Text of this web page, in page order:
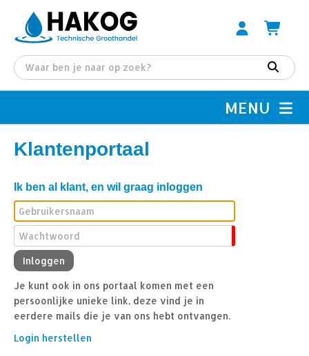
MENU
Klantenportaal
Ik ben al klant, en wil graag inloggen
Je kunt ook in ons portaal komen met een
persoonlijke unieke link, deze vind je in
eerdere mails die je van ons hebt ontvangen.
Login herstellen